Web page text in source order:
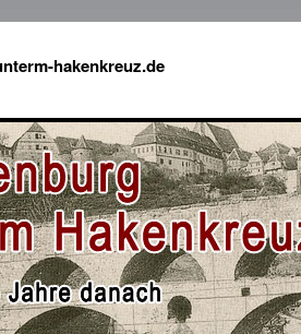
hakenkreuz.de